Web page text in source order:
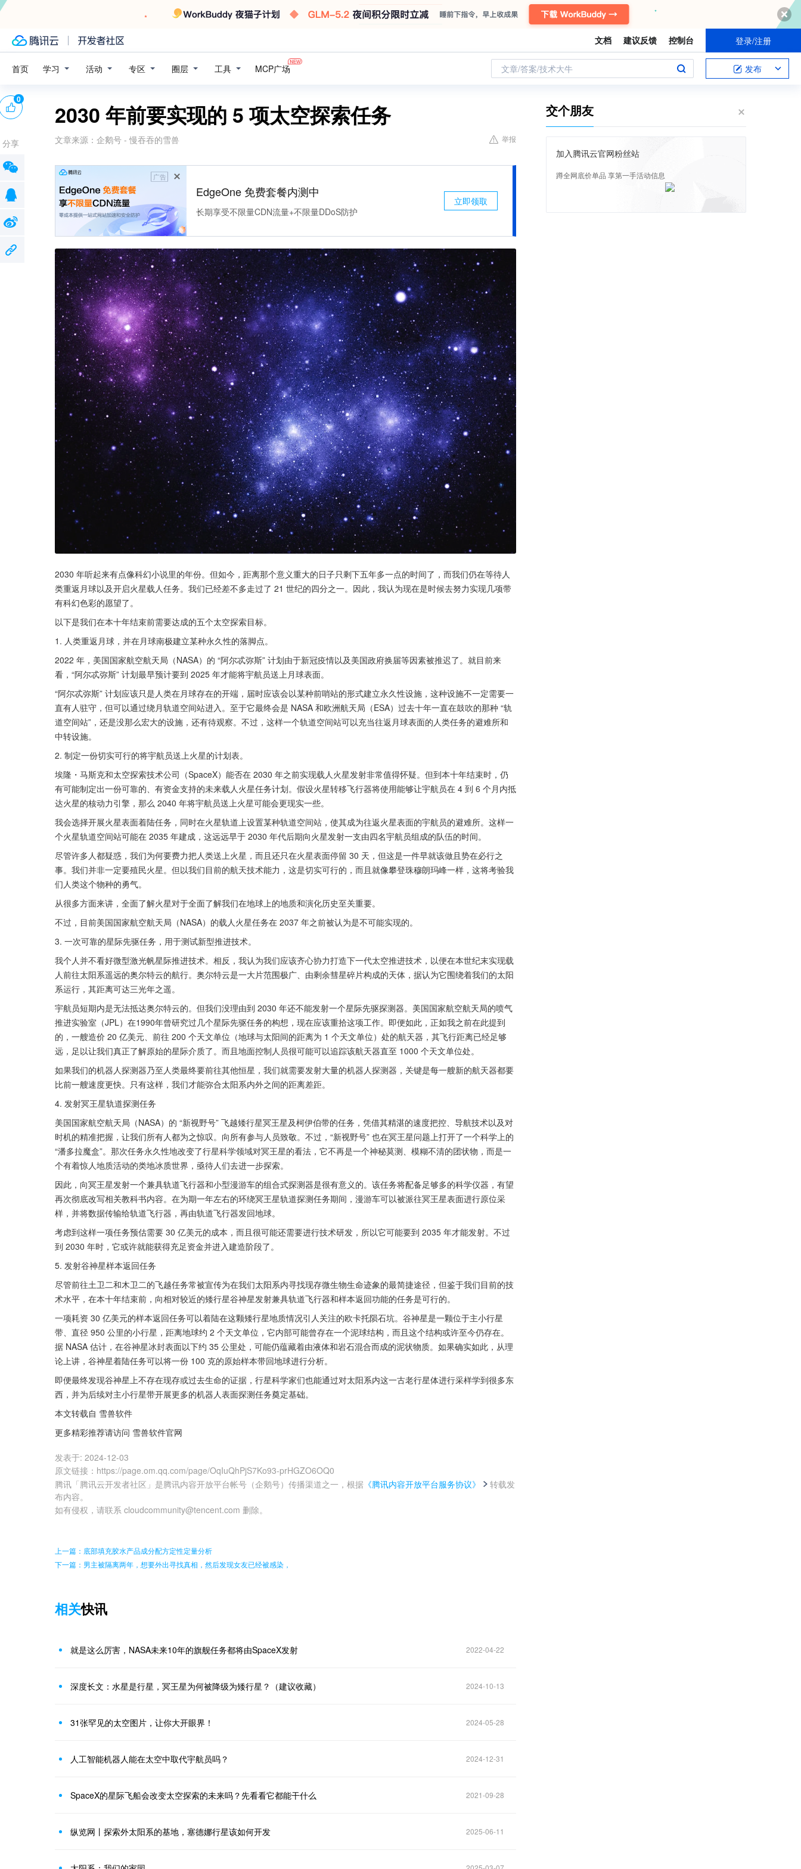
文档 建议反馈 控制台 登录/注册
首页 学习 活动 专区 圈层 工具 MCP广场 文章/答案/技术大牛 发布
2030 年前要实现的 5 项太空探索任务
文章来源： 企鹅号 - 慢吞吞的雪兽 举报
广告
EdgeOne 免费套餐内测中
长期享受不限量CDN流量+不限量DDoS防护
立即领取
2030 年听起来有点像科幻小说里的年份。但如今，距离那个意义重大的日子只剩下五年多一点的时间了，而我们仍在等待人
类重返月球以及开启火星载人任务。我们已经差不多走过了 21 世纪的四分之一。因此，我认为现在是时候去努力实现几项带
有科幻色彩的愿望了。
以下是我们在本十年结束前需要达成的五个太空探索目标。
1. 人类重返月球，并在月球南极建立某种永久性的落脚点。
2022 年，美国国家航空航天局（NASA）的 “阿尔忒弥斯” 计划由于新冠疫情以及美国政府换届等因素被推迟了。就目前来
看，“阿尔忒弥斯” 计划最早预计要到 2025 年才能将宇航员送上月球表面。
“阿尔忒弥斯” 计划应该只是人类在月球存在的开端，届时应该会以某种前哨站的形式建立永久性设施，这种设施不一定需要一
直有人驻守，但可以通过绕月轨道空间站进入。至于它最终会是 NASA 和欧洲航天局（ESA）过去十年一直在鼓吹的那种 “轨
道空间站”，还是没那么宏大的设施，还有待观察。不过，这样一个轨道空间站可以充当往返月球表面的人类任务的避难所和
中转设施。
2. 制定一份切实可行的将宇航员送上火星的计划表。
埃隆・马斯克和太空探索技术公司（SpaceX）能否在 2030 年之前实现载人火星发射非常值得怀疑。但到本十年结束时，仍
有可能制定出一份可靠的、有资金支持的未来载人火星任务计划。假设火星转移飞行器将使用能够让宇航员在 4 到 6 个月内抵
达火星的核动力引擎，那么 2040 年将宇航员送上火星可能会更现实一些。
我会选择开展火星表面着陆任务，同时在火星轨道上设置某种轨道空间站，使其成为往返火星表面的宇航员的避难所。这样一
个火星轨道空间站可能在 2035 年建成，这远远早于 2030 年代后期向火星发射一支由四名宇航员组成的队伍的时间。
尽管许多人都疑惑，我们为何要费力把人类送上火星，而且还只在火星表面停留 30 天，但这是一件早就该做且势在必行之
事。我们并非一定要殖民火星。但以我们目前的航天技术能力，这是切实可行的，而且就像攀登珠穆朗玛峰一样，这将考验我
们人类这个物种的勇气。
从很多方面来讲，全面了解火星对于全面了解我们在地球上的地质和演化历史至关重要。
不过，目前美国国家航空航天局（NASA）的载人火星任务在 2037 年之前被认为是不可能实现的。
3. 一次可靠的星际先驱任务，用于测试新型推进技术。
我个人并不看好微型激光帆星际推进技术。相反，我认为我们应该齐心协力打造下一代太空推进技术，以便在本世纪末实现载
人前往太阳系遥远的奥尔特云的航行。奥尔特云是一大片范围极广、由剩余彗星碎片构成的天体，据认为它围绕着我们的太阳
系运行，其距离可达三光年之遥。
宇航员短期内是无法抵达奥尔特云的。但我们没理由到 2030 年还不能发射一个星际先驱探测器。美国国家航空航天局的喷气
推进实验室（JPL）在1990年曾研究过几个星际先驱任务的构想，现在应该重拾这项工作。即便如此，正如我之前在此提到
的，一艘造价 20 亿美元、前往 200 个天文单位（地球与太阳间的距离为 1 个天文单位）处的航天器，其飞行距离已经足够
远，足以让我们真正了解原始的星际介质了。而且地面控制人员很可能可以追踪该航天器直至 1000 个天文单位处。
如果我们的机器人探测器乃至人类最终要前往其他恒星，我们就需要发射大量的机器人探测器，关键是每一艘新的航天器都要
比前一艘速度更快。只有这样，我们才能弥合太阳系内外之间的距离差距。
4. 发射冥王星轨道探测任务
美国国家航空航天局（NASA）的 “新视野号” 飞越矮行星冥王星及柯伊伯带的任务，凭借其精湛的速度把控、导航技术以及对
时机的精准把握，让我们所有人都为之惊叹。向所有参与人员致敬。不过，“新视野号” 也在冥王星问题上打开了一个科学上的
“潘多拉魔盒”。那次任务永久性地改变了行星科学领域对冥王星的看法，它不再是一个神秘莫测、模糊不清的团状物，而是一
个有着惊人地质活动的类地冰质世界，亟待人们去进一步探索。
因此，向冥王星发射一个兼具轨道飞行器和小型漫游车的组合式探测器是很有意义的。该任务将配备足够多的科学仪器，有望
再次彻底改写相关教科书内容。在为期一年左右的环绕冥王星轨道探测任务期间，漫游车可以被派往冥王星表面进行原位采
样，并将数据传输给轨道飞行器，再由轨道飞行器发回地球。
考虑到这样一项任务预估需要 30 亿美元的成本，而且很可能还需要进行技术研发，所以它可能要到 2035 年才能发射。不过
到 2030 年时，它或许就能获得充足资金并进入建造阶段了。
5. 发射谷神星样本返回任务
尽管前往土卫二和木卫二的飞越任务常被宣传为在我们太阳系内寻找现存微生物生命迹象的最简捷途径，但鉴于我们目前的技
术水平，在本十年结束前，向相对较近的矮行星谷神星发射兼具轨道飞行器和样本返回功能的任务是可行的。
一项耗资 30 亿美元的样本返回任务可以着陆在这颗矮行星地质情况引人关注的欧卡托陨石坑。谷神星是一颗位于主小行星
带、直径 950 公里的小行星，距离地球约 2 个天文单位，它内部可能曾存在一个泥球结构，而且这个结构或许至今仍存在。
据 NASA 估计，在谷神星冰封表面以下约 35 公里处，可能仍蕴藏着由液体和岩石混合而成的泥状物质。如果确实如此，从理
论上讲，谷神星着陆任务可以将一份 100 克的原始样本带回地球进行分析。
即便最终发现谷神星上不存在现存或过去生命的证据，行星科学家们也能通过对太阳系内这一古老行星体进行采样学到很多东
西，并为后续对主小行星带开展更多的机器人表面探测任务奠定基础。
本文转载自 雪兽软件
更多精彩推荐请访问 雪兽软件官网
发表于: 2024-12-03
原文链接 ： https://page.om.qq.com/page/OqIuQhPjS7Ko93-prHGZO6OQ0
腾讯「腾讯云开发者社区」是腾讯内容开放平台帐号（企鹅号）传播渠道之一，根据 《腾讯内容开放平台服务协议》
转载发
布内容。
如有侵权，请联系 cloudcommunity@tencent.com 删除。
0
分享
上一篇：底部填充胶水产品成分配方定性定量分析
下一篇：男主被隔离两年，想要外出寻找真相，然后发现女友已经被感染，
相关快讯
就是这么厉害，NASA未来10年的旗舰任务都将由SpaceX发射 2022-04-22
深度长文：水星是行星，冥王星为何被降级为矮行星？（建议收藏） 2024-10-13
31张罕见的太空图片，让你大开眼界！ 2024-05-28
人工智能机器人能在太空中取代宇航员吗？ 2024-12-31
SpaceX的星际飞船会改变太空探索的未来吗？先看看它都能干什么 2021-09-28
纵览网丨探索外太阳系的基地，塞德娜行星该如何开发 2025-06-11
交个朋友
加入腾讯云官网粉丝站
蹲全网底价单品 享第一手活动信息